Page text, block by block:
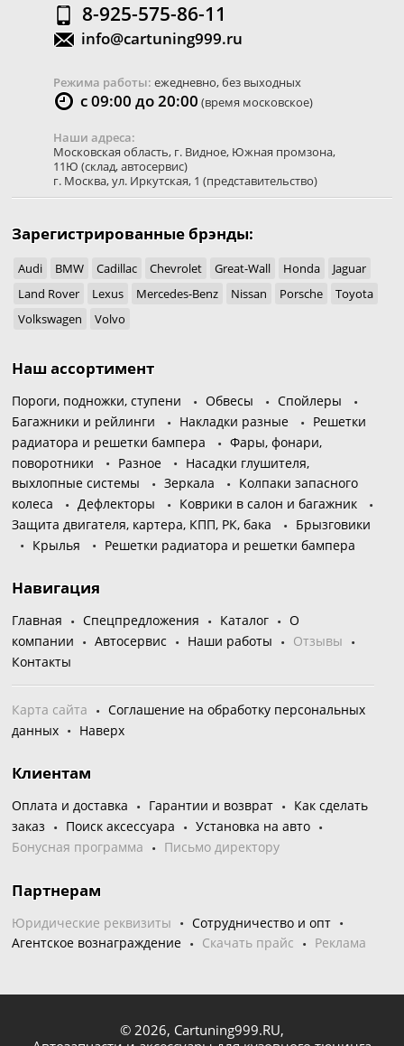
8-925-575-86-11
info@cartuning999.ru
Режима работы: ежедневно, без выходных
с 09:00 до 20:00 (время московское)
Наши адреса:
Московская область, г. Видное, Южная промзона,
11Ю (склад, автосервис)
г. Москва,ул. Иркутская, 1 (представительство)
Зарегистрированные брэнды:
Audi BMW Cadillac Chevrolet Great-Wall Honda
Jaguar
Land Rover
Lexus Mercedes-Benz Nissan Porsche
Toyota
Volkswagen
Volvo
Наш ассортимент
Пороги, подножки, ступени Обвесы
Спойлеры
Багажники и рейлинги
Накладки разные
Решетки
радиатора и решетки бампера
Фары, фонари,
поворотники
Разное
Насадки глушителя,
выхлопные системы
Зеркала
Колпаки запасного
колеса
Дефлекторы
Коврики в салон и багажник
Защита двигателя, картера, КПП, РК, бака
Брызговики
Крылья
Решетки радиатора и решетки бампера
Навигация
Главная Спецпредложения Каталог
О
компании
Автосервис Наши работы
Отзывы
Контакты
Карта сайта
Соглашение на обработку персональных
данных
Наверх
Клиентам
Оплата и доставка Гарантии и возврат
Как сделать
заказ
Поиск аксессуара
Установка на авто
Бонусная программа
Письмо директору
Партнерам
Юридические реквизиты
Сотрудничество и опт
Агентское вознаграждение
Скачать прайс Реклама
© 2026, Cartuning999.RU,